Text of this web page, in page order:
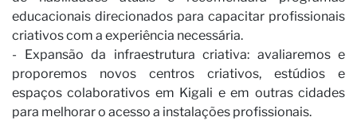
educacionais direcionados para capacitar profissionais
criativos com a experiência necessária.
- Expansão da infraestrutura criativa: avaliaremos e
proporemos novos centros criativos, estúdios e
espaços colaborativos em Kigali e em outras cidades
para melhorar o acesso a instalações profissionais.